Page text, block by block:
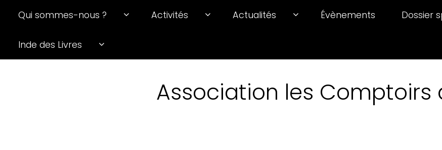
Qui sommes-nous ? Activités Actualités Évènements Dossier
Inde des Livres
Association les Comptoirs